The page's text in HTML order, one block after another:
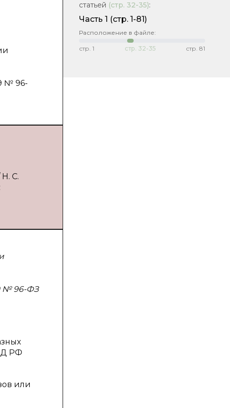
№ 96-
С.
№ 96-ФЗ
РФ
или
статьей (стр. 32-35):
Часть 1 (стр. 1-81)
Расположение в файле:
стр. 1 стр. 32-35 стр. 81